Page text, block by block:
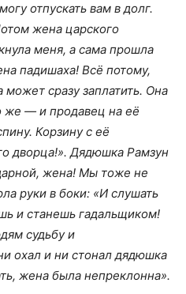
отпускать вам в долг.
жена царского
меня, а сама прошла
падишаха! Всё потому,
может сразу заплатить. Она
же — и продавец на её
Корзину с её
дворца!». Дядюшка Рамзун
жена! Мы тоже не
руки в боки: «И слушать
и станешь гадальщиком!
судьбу и
охал и ни стонал дядюшка
жена была непреклонна».